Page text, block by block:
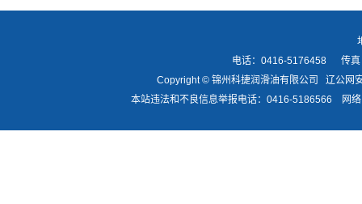
电话：0416-5176458 传
Copyright © 锦州科捷润滑油有限公司 辽公网
本站违法和不良信息举报电话：0416-5186566 网